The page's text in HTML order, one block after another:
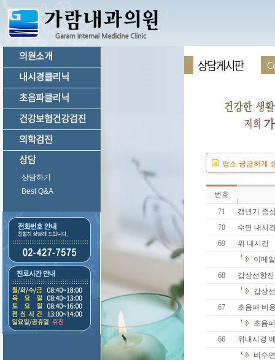
상담하기
Best Q&A
평소 궁금하게
번호
71
갱년기 증
70
수면 내시
69
위 내시경
이메
68
갑상선항
갑상
67
초음파 비
초음
66
위내시경
비수